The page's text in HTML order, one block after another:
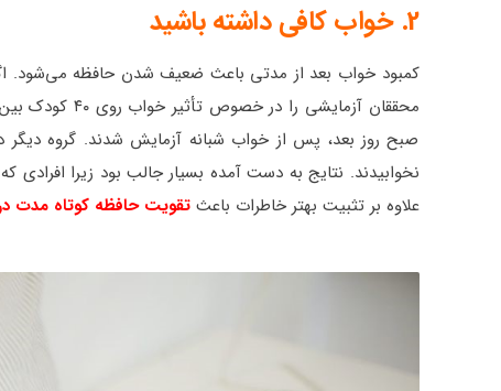
2. خواب کافی داشته باشید
کمبود خواب بعد از مدتی باعث ضعیف شدن حافظه می‌شود.
صبح روز بعد، پس از خواب شبانه آزمایش شدند. گروه دیگر
علاوه بر تثبیت بهتر خاطرات باعثتقویت حافظه کوتاه مدت در